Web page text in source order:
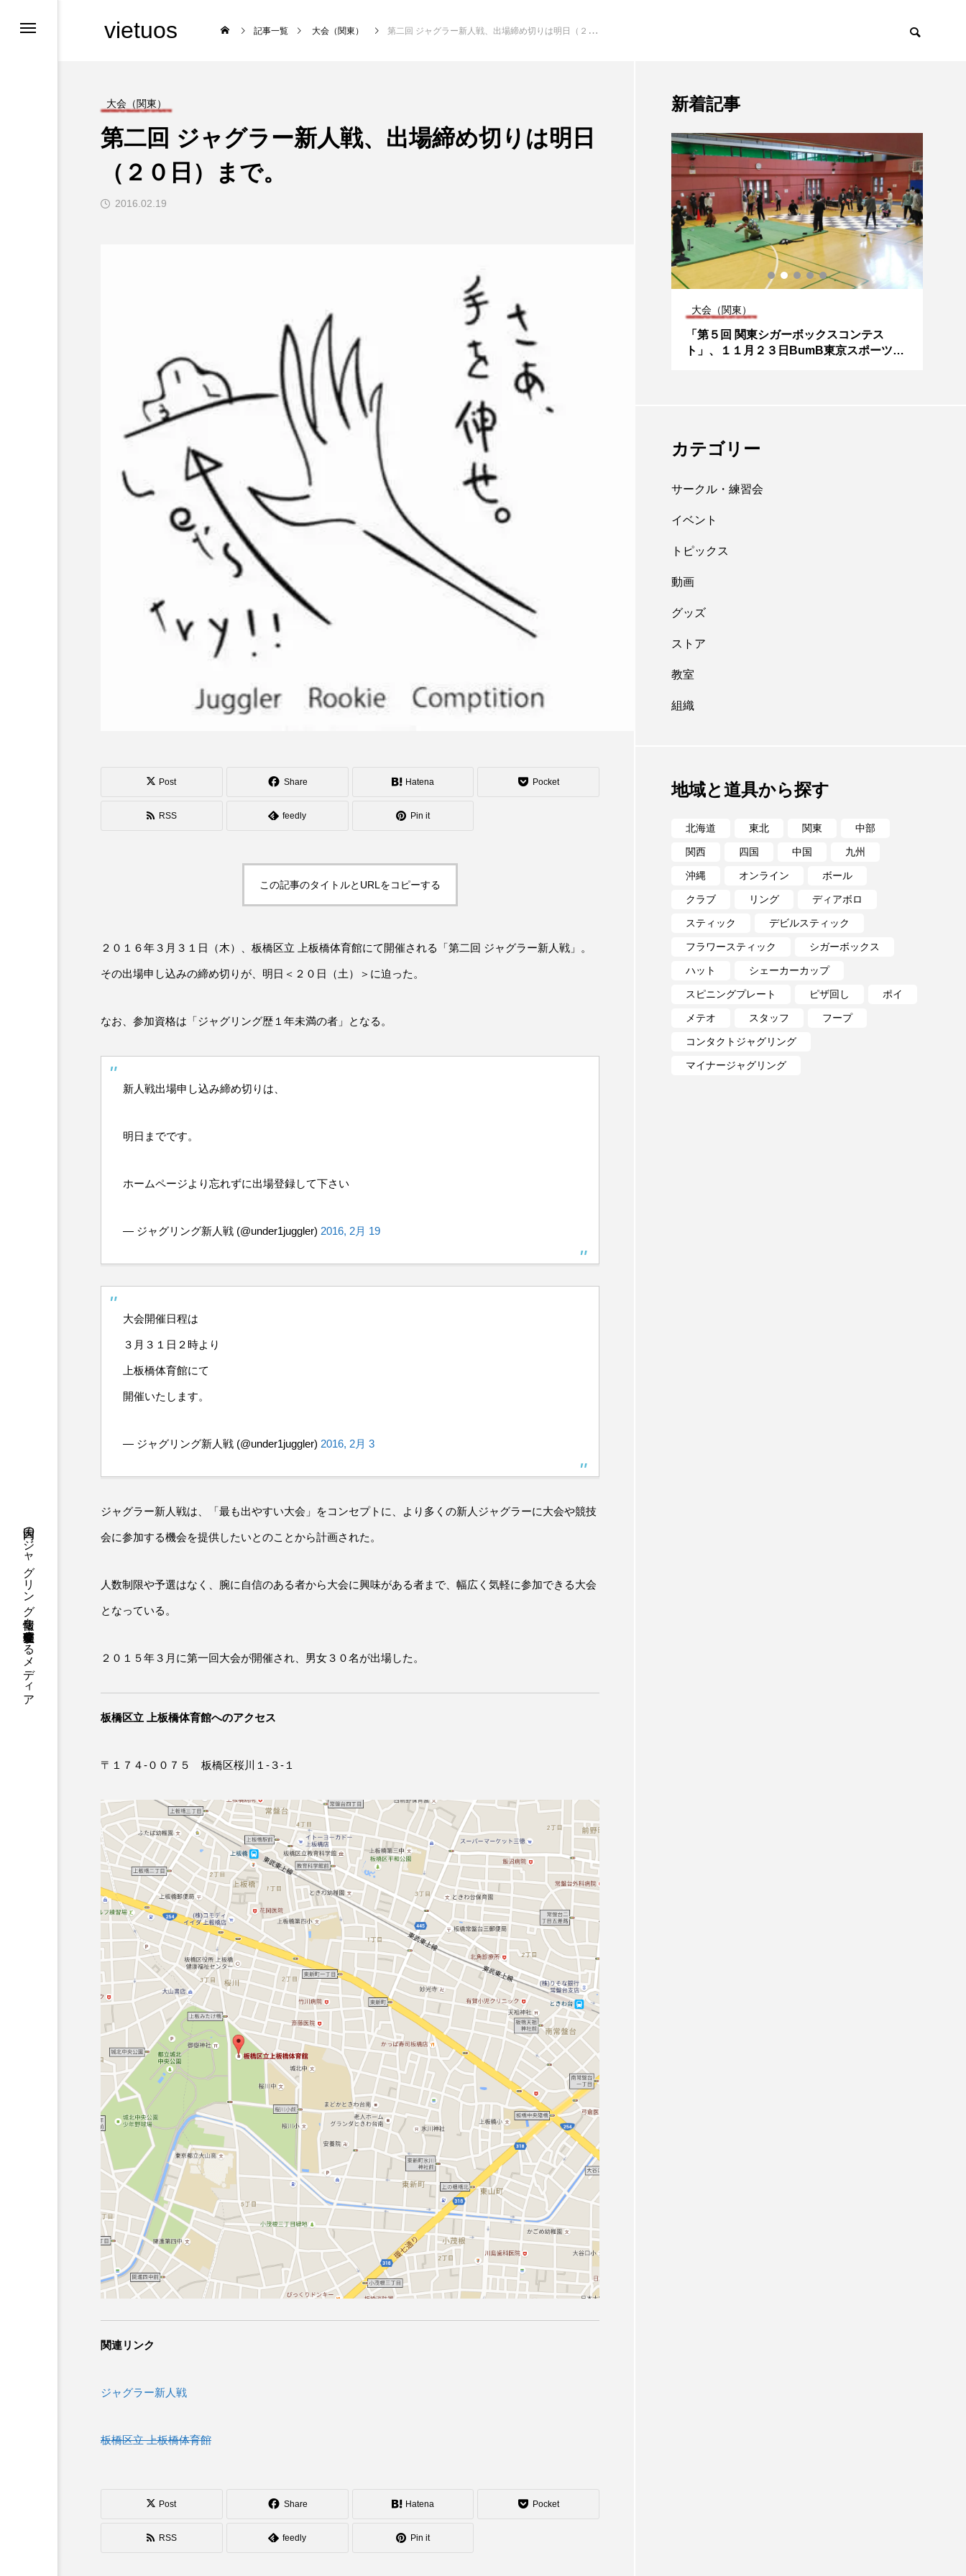
国内のジャグリング情報を収集・整理・発信するメディア
舞台
「Dice ~the juggling s
how~」、第２回公演
のダイジェスト映像を
公開。東北の数少ない
ジャグリングの舞台。
hiro
nozaki
2022.06.16
発表会
式を変更。国内各地で
オンラインとオフライ
ンの合同開催へ。
イベント
「ディアボロサマーフ
ェスティバル ２０２
トピックス
ジャグリング新人戦、
運営メンバーを募集

地域と道具から探す
東北 関西 四国 オンライン
クラブ リング スティック フラワースティック
シガーボックス ハット ポイ
vietuos 記事一覧 大会（関東） 第二回 ジャグラー新人戦、出場締め切りは明日（２０日）まで。
大会（関東）
第二回 ジャグラー新人戦、出場締め切りは明日
（２０日）まで。
2016.02.19
Post Share Hatena Pocket
RSS feedly Pin it
この記事のタイトルとURLをコピーする
２０１６年３月３１日（木）、板橋区立 上板橋体育館にて開催される「第二回 ジャグラー新人戦」。
その出場申し込みの締め切りが、明日＜２０日（土）＞に迫った。
なお、参加資格は「ジャグリング歴１年未満の者」となる。
新人戦出場申し込み締め切りは、
明日までです。
ホームページより忘れずに出場登録して下さい
— ジャグリング新人戦 (@under1juggler) 2016, 2月 19
大会開催日程は
３月３１日２時より
上板橋体育館にて
開催いたします。
— ジャグリング新人戦 (@under1juggler) 2016, 2月 3
ジャグラー新人戦は、「最も出やすい大会」をコンセプトに、より多くの新人ジャグラーに大会や競技
会に参加する機会を提供したいとのことから計画された。
人数制限や予選はなく、腕に自信のある者から大会に興味がある者まで、幅広く気軽に参加できる大会
となっている。
２０１５年３月に第一回大会が開催され、男女３０名が出場した。
板橋区立 上板橋体育館へのアクセス
〒１７４-００７５ 板橋区桜川１-３-１
関連リンク
ジャグラー新人戦
板橋区立 上板橋体育館
Post Share Hatena Pocket
RSS feedly Pin it
新着記事
「WJD 2022」終了。各地の様子とフォト
大会（関東）
「ディアボロサマーフェスティバル ２０２
２」、８月２６日開催。
大会（関東）
「第５回 関東シガーボックスコンテス
ト」、１１月２３日BumB東京スポーツ文
カテゴリー
サークル・練習会
イベント
トピックス
動画
グッズ
ストア
教室
組織
地域と道具から探す
北海道 東北 関東 中部
関西 四国 中国 九州
沖縄 オンライン ボール
クラブ リング ディアボロ
スティック デビルスティック
フラワースティック シガーボックス
ハット シェーカーカップ
スピニングプレート ピザ回し ポイ
メテオ スタッフ フープ
コンタクトジャグリング
マイナージャグリング